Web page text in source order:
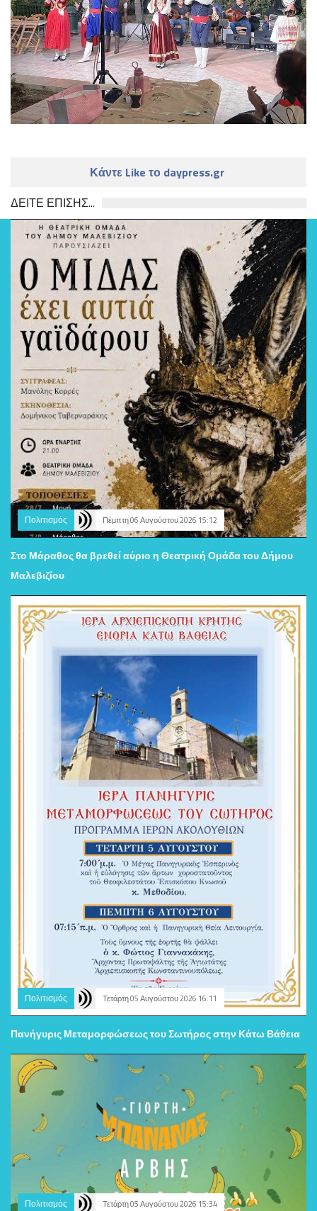
Κάντε Like το daypress.gr
ΔΕΙΤΕ ΕΠΙΣΗΣ...
Πολιτισμός Πέμπτη 06 Αυγούστου 2026 15:12
Στο Μάραθος θα βρεθεί αύριο η Θεατρική Ομάδα του Δήμου
Μαλεβιζίου
Πολιτισμός Τετάρτη 05 Αυγούστου 2026 16:11
Πανήγυρις Μεταμορφώσεως του Σωτήρος στην Κάτω Βάθεια
Πολιτισμός Τετάρτη 05 Αυγούστου 2026 15:34